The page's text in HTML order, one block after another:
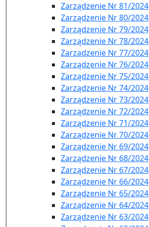
Zarządzenie Nr 81/2024
Zarządzenie Nr 80/2024
Zarządzenie Nr 79/2024
Zarządzenie Nr 78/2024
Zarzadzenie Nr 77/2024
Zarządzenie Nr 76/2024
Zarządzenie Nr 75/2024
Zarządzenie Nr 74/2024
Zarządzenie Nr 73/2024
Zarządzenie Nr 72/2024
Zarządzenie Nr 71/2024
Zarządzenie Nr 70/2024
Zarządzenie Nr 69/2024
Zarządzenie Nr 68/2024
Zarządzenie Nr 67/2024
Zarządzenie Nr 66/2024
Zarządzenie Nr 65/2024
Zarządzenie Nr 64/2024
Zarządzenie Nr 63/2024